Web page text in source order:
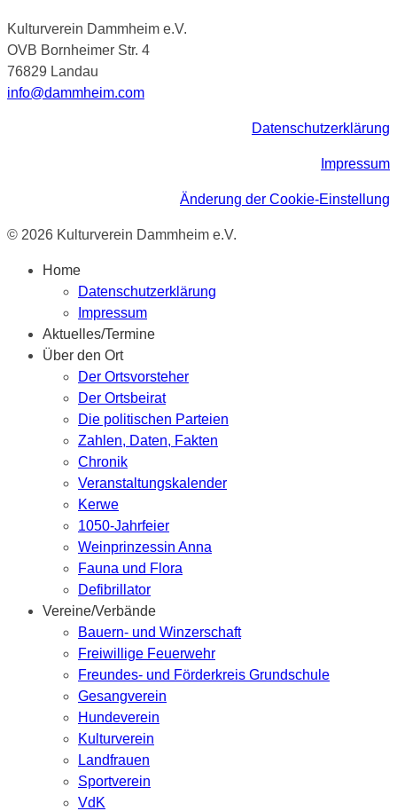
Kulturverein Dammheim e.V.
OVB Bornheimer Str. 4
76829 Landau
info@dammheim.com
Datenschutzerklärung
Impressum
Änderung der Cookie-Einstellung
© 2026 Kulturverein Dammheim e.V.
Home
Datenschutzerklärung
Impressum
Aktuelles/Termine
Über den Ort
Der Ortsvorsteher
Der Ortsbeirat
Die politischen Parteien
Zahlen, Daten, Fakten
Chronik
Veranstaltungskalender
Kerwe
1050-Jahrfeier
Weinprinzessin Anna
Fauna und Flora
Defibrillator
Vereine/Verbände
Bauern- und Winzerschaft
Freiwillige Feuerwehr
Freundes- und Förderkreis Grundschule
Gesangverein
Hundeverein
Kulturverein
Landfrauen
Sportverein
VdK